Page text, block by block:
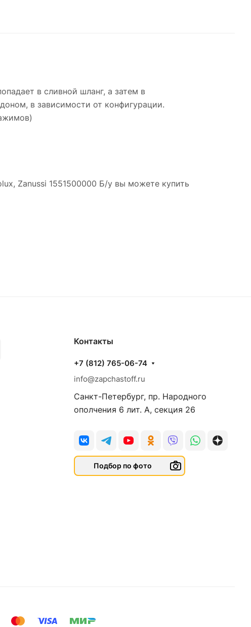
в сливной шланг, а затем в
в зависимости от конфигурации.
Zanussi 1551500000 Б/у вы можете купить
Контакты
+7 (812) 765-06-74
info@zapchastoff.ru
Санкт-Петербург, пр. Народного
ополчения 6 лит. А, секция 26
Подбор по фото